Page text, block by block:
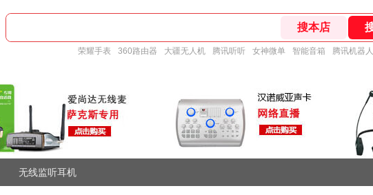
荣耀手表 360路由器 大疆无人机 腾讯听听 女神微单 智能音箱 腾讯机器人
无线监听耳机